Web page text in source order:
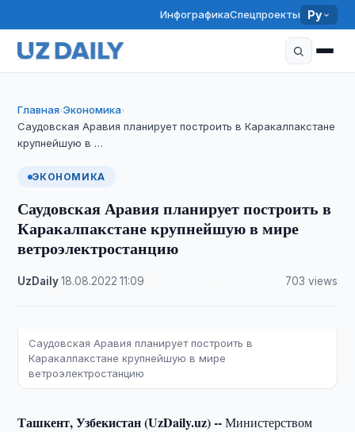
ИнфографикаСпецпроекты Ру
Главная›Экономика›
Саудовская Аравия планирует построить в Каракалпакстане
крупнейшую в …
ЭКОНОМИКА
Саудовская Аравия планирует построить в
Каракалпакстане крупнейшую в мире
ветроэлектростанцию
UzDaily·18.08.2022 ·11:09 703 views
Саудовская Аравия планирует построить в
Каракалпакстане крупнейшую в мире
ветроэлектростанцию
Ташкент, Узбекистан (UzDaily.uz) --Министерством